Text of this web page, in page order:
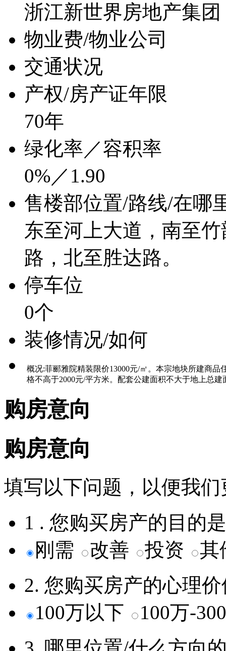
浙江新世界房地产集团
物业费/物业公司
交通状况
产权/房产证年限
70年
绿化率／容积率
0%／1.90
售楼部位置/路线/在哪
东至河上大道，南至
路，北至胜达路。
停车位
0个
装修情况/如何
概况:菲郦雅院精装限价13000元/㎡。本宗地块所建商
格不高于2000元/平方米。配套公建面积不大于地上总建
购房意向
购房意向
填写以下问题，以便我
1 . 您购买房产的目的
刚需
改善 投资
其
2. 您购买房产的心理
100万以下
100万-